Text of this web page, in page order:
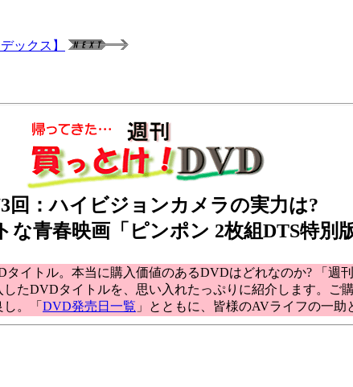
ックス】
回：ハイビジョンカメラの実力は?
な青春映画「ピンポン 2枚組DTS特別版
イトル。本当に購入価値のあるDVDはどれなのか? 「週
たDVDタイトルを、思い入れたっぷりに紹介します。ご
。「 DVD発売日一覧 」とともに、皆様のAVライフの一助